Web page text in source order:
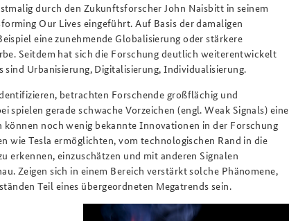
durch den Zukunftsforscher John Naisbitt in seinem
Our Lives eingeführt. Auf Basis der damaligen
eine zunehmende Globalisierung oder stärkere
Seitdem hat sich die Forschung deutlich weiterentwickelt
Urbanisierung, Digitalisierung, Individualisierung.
betrachten Forschende großflächig und
gerade schwache Vorzeichen (engl. Weak Signals) eine
noch wenig bekannte Innovationen in der Forschung
wie Tesla ermöglichten, vom technologischen Rand in die
erkennen, einzuschätzen und mit anderen Signalen
Zeigen sich in einem Bereich verstärkt solche Phänomene,
Teil eines übergeordneten Megatrends sein.